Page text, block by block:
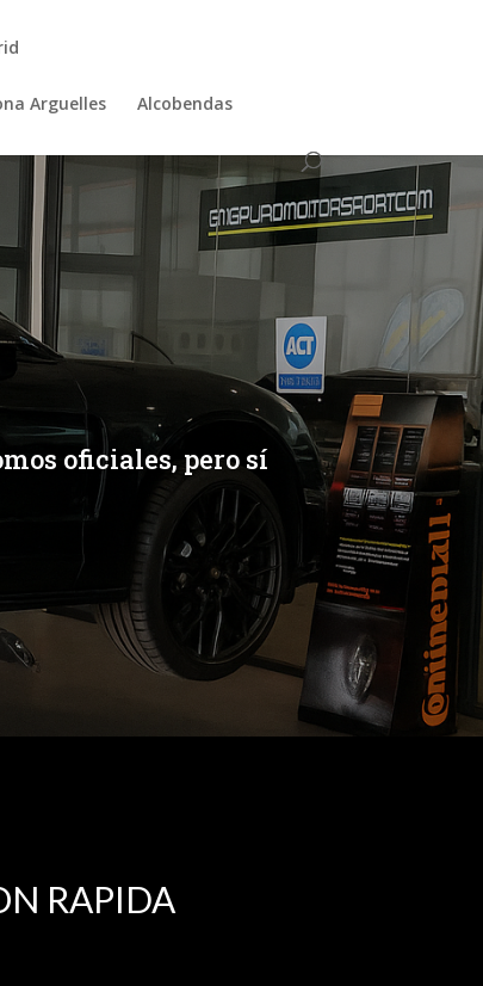
Arguelles Alcobendas
oficiales, pero sí
RAPIDA